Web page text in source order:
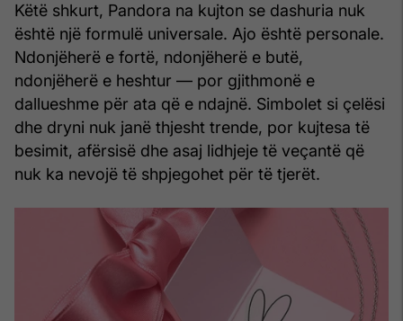
Këtë shkurt, Pandora na kujton se dashuria nuk
është një formulë universale. Ajo është personale.
Ndonjëherë e fortë, ndonjëherë e butë,
ndonjëherë e heshtur — por gjithmonë e
dallueshme për ata që e ndajnë. Simbolet si çelësi
dhe dryni nuk janë thjesht trende, por kujtesa të
besimit, afërsisë dhe asaj lidhjeje të veçantë që
nuk ka nevojë të shpjegohet për të tjerët.